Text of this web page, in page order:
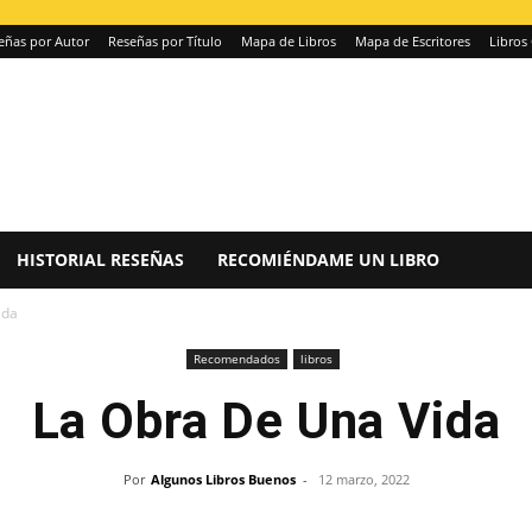
por Autor Reseñas por Título Mapa de Libros Mapa de Escritores Libros
HISTORIAL RESEÑAS RECOMIÉNDAME UN LIBRO
Recomendados libros
La Obra De Una Vida
Por Algunos Libros Buenos - 12 marzo, 2022